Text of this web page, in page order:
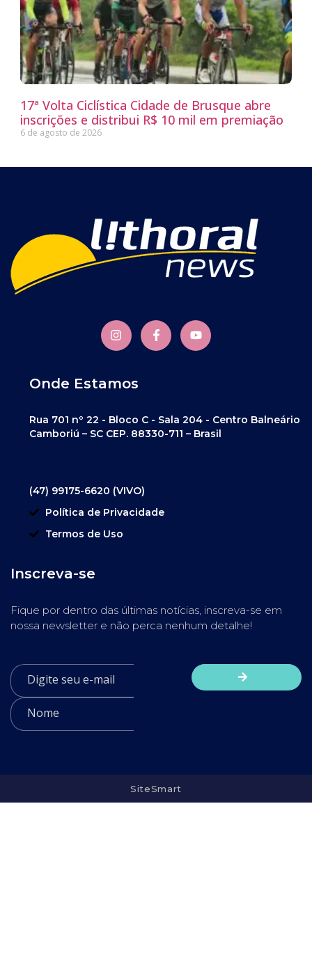
17ª Volta Ciclística Cidade de Brusque abre
inscrições e distribui R$ 10 mil em premiação
6 de agosto de 2026
Onde Estamos
Rua 701 nº 22 - Bloco C - Sala 204 - Centro Balneário
Camboriú – SC CEP. 88330-711 – Brasil
(47) 99175-6620 (VIVO)
Política de Privacidade
Termos de Uso
Inscreva-se
Fique por dentro das últimas notícias, inscreva-se em
nossa newsletter e não perca nenhum detalhe!
SiteSmart